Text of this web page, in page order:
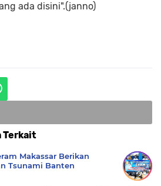
ada disini".(janno)
Terkait
Makassar Berikan
Tsunami Banten